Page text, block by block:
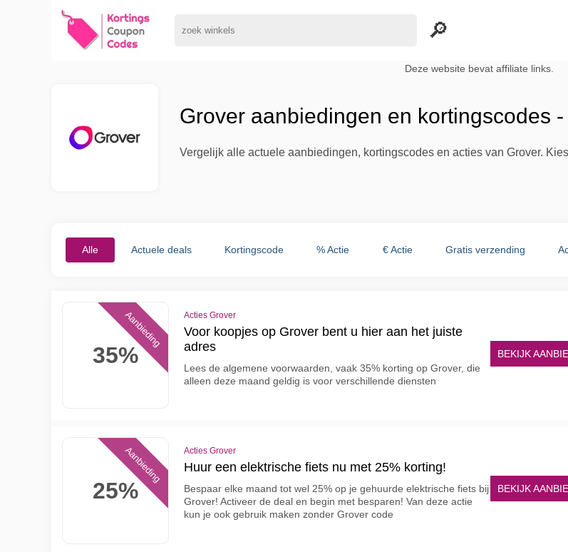
Deze website bevat affiliate links.
Grover aanbiedingen en kortingscodes
Vergelijk alle actuele aanbiedingen, kortingscodes en acties van Grover.
Alle Actuele deals Kortingscode % Actie € Actie Gratis verzending
35%
Aanbieding Acties Grover
Voor koopjes op Grover bent u hier aan het juiste
adres
Lees de algemene voorwaarden, vaak 35% korting op Grover, die
alleen deze maand geldig is voor verschillende diensten
BEKIJK
25%
Aanbieding Acties Grover
Huur een elektrische fiets nu met 25% korting!
Bespaar elke maand tot wel 25% op je gehuurde elektrische fiets bij
Grover! Activeer de deal en begin met besparen! Van deze actie
kun je ook gebruik maken zonder Grover code
BEKIJK